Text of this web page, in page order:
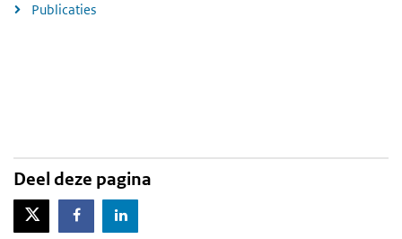
Publicaties
Deel deze pagina
X-TwitterFacebookLinkedIn